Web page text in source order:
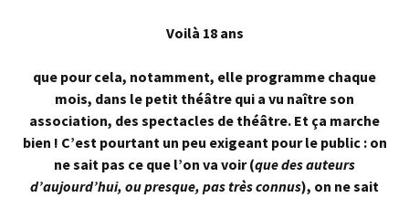
Voilà 18 ans
que pour cela, notamment, elle programme chaque
mois, dans le petit théâtre qui a vu naître son
association, des spectacles de théâtre. Et ça marche
bien ! C’est pourtant un peu exigeant pour le public : on
ne sait pas ce que l’on va voir (que des auteurs
d’aujourd’hui, ou presque, pas très connus), on ne sait